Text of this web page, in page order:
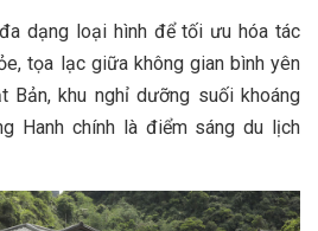
dạng loại hình để tối ưu hóa tác
tọa lạc giữa không gian bình yên
Bản, khu nghỉ dưỡng suối khoáng
Hanh chính là điểm sáng du lịch